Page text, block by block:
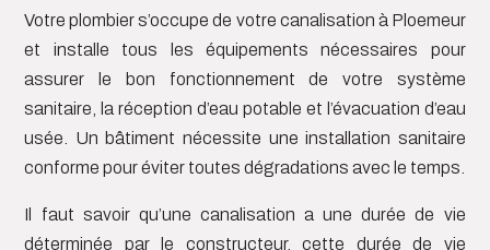
Votre plombier s’occupe de votre canalisation à Ploemeur
et installe tous les équipements nécessaires pour
assurer le bon fonctionnement de votre système
sanitaire, la réception d’eau potable et l’évacuation d’eau
usée. Un bâtiment nécessite une installation sanitaire
conforme pour éviter toutes dégradations avec le temps.
Il faut savoir qu’une canalisation a une durée de vie
déterminée par le constructeur, cette durée de vie